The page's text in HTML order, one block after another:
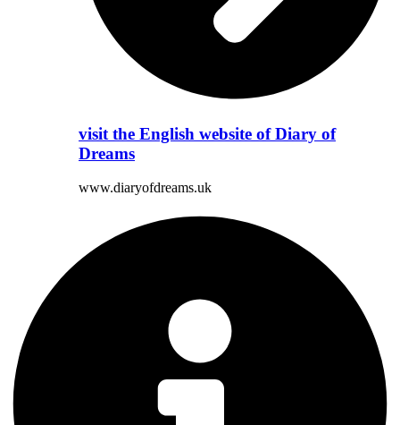
visit the English website of Diary of
Dreams
www.diaryofdreams.uk